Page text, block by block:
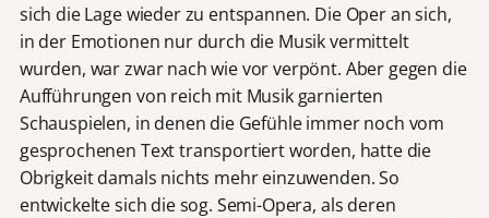
sich die Lage wieder zu entspannen. Die Oper an sich,
in der Emotionen nur durch die Musik vermittelt
wurden, war zwar nach wie vor verpönt. Aber gegen die
Aufführungen von reich mit Musik garnierten
Schauspielen, in denen die Gefühle immer noch vom
gesprochenen Text transportiert worden, hatte die
Obrigkeit damals nichts mehr einzuwenden. So
entwickelte sich die sog. Semi-Opera, als deren